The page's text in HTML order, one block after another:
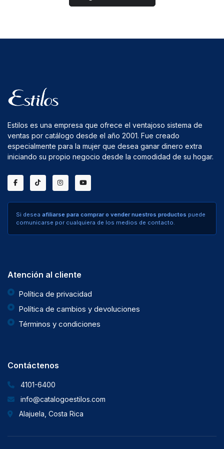
Estilos es una empresa que ofrece el ventajoso sistema de
ventas por catálogo desde el año 2001. Fue creado
especialmente para la mujer que desea ganar dinero extra
iniciando su propio negocio desde la comodidad de su hogar.
Si desea afiliarse para comprar o vender nuestros productos puede
comunicarse por cualquiera de los medios de contacto.
Atención al cliente
Política de privacidad
Política de cambios y devoluciones
Términos y condiciones
Contáctenos
4101-6400
info@catalogoestilos.com
Alajuela, Costa Rica